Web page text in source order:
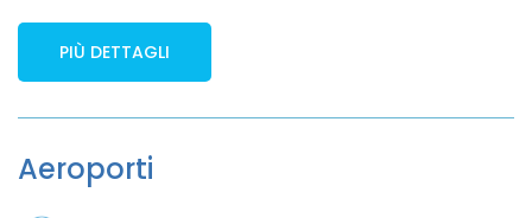
PIÙ DETTAGLI
Aeroporti